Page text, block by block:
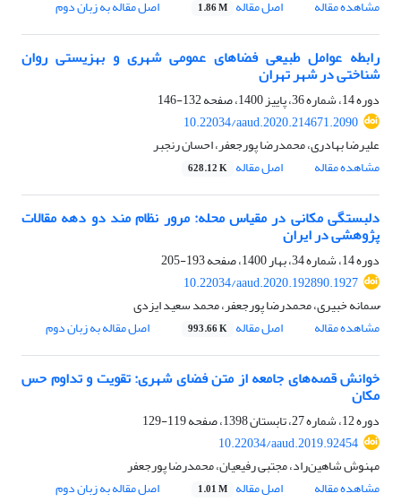
مشاهده مقاله
اصل مقاله 1.86 M اصل مقاله به زبان دوم
رابطه عوامل طبیعی فضاهای عمومی شهری و بهزیستی روان
شناختی در شهر تهران
دوره 14، شماره 36، پاییز 1400، صفحه
132-146
10.22034/aaud.2020.214671.2090
علیرضا بهادری، محمدرضا پورجعفر، احسان رنجبر
مشاهده مقاله
اصل مقاله 628.12 K
دلبستگی مکانی در مقیاس محله: مرور نظام مند دو دهه مقالات
پژوهشی در ایران
دوره 14، شماره 34، بهار 1400، صفحه
193-205
10.22034/aaud.2020.192890.1927
ُسمانه خبیری، محمدرضا پورجعفر، محمد سعید ایزدی
مشاهده مقاله
اصل مقاله 993.66 K اصل مقاله به زبان دوم
خوانش قصه‌های جامعه از متن فضای شهری: تقویت و تداوم حس
مکان
دوره 12، شماره 27، تابستان 1398، صفحه
119-129
10.22034/aaud.2019.92454
مهنوش شاهین‌راد، مجتبی رفیعیان، محمدرضا پورجعفر
مشاهده مقاله
اصل مقاله 1.01 M اصل مقاله به زبان دوم